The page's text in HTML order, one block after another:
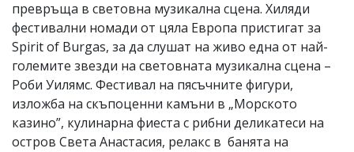
превръща в световна музикална сцена. Хиляди
фестивални номади от цяла Европа пристигат за
Spirit of Burgas, за да слушат на живо една от най-
големите звезди на световната музикална сцена –
Роби Уилямс. Фестивал на пясъчните фигури,
изложба на скъпоценни камъни в „Морското
казино”, кулинарна фиеста с рибни деликатеси на
остров Света Анастасия, релакс в банята на